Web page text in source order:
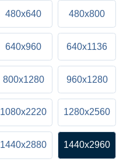
480x640 480x800
640x960 640x1136
800x1280 960x1280
1080x2220 1280x2560
1440x2880 1440x2960